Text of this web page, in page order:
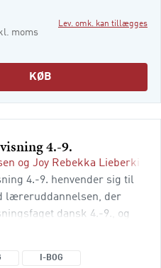
moms
Lev. omk. kan tillægges
KØB
4.-9.
og Joy Rebekka Lieberkind
4.-9. henvender sig til
læreruddannelsen, der
dansk 4.-9., og
I-BOG